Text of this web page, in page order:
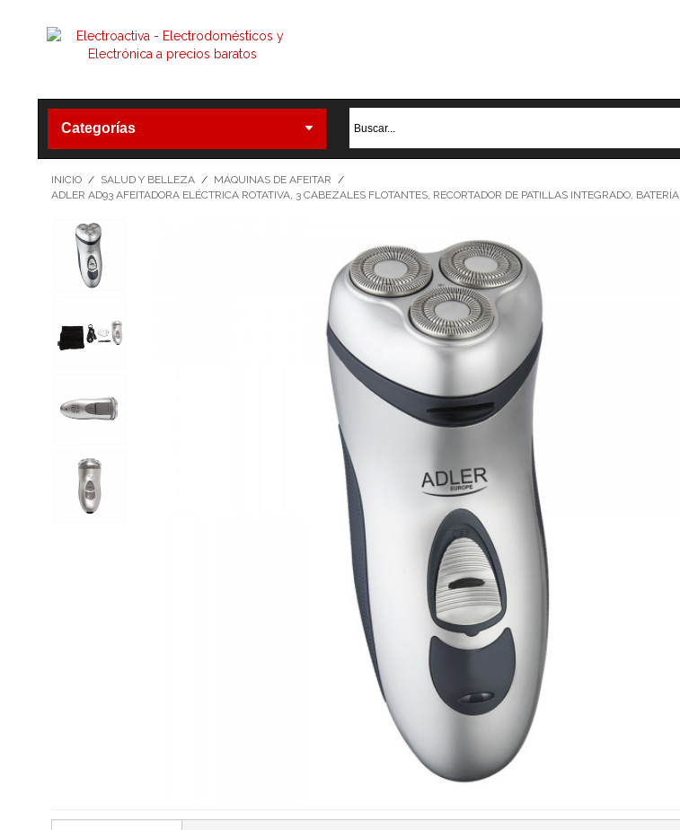
Categorías
INICIO / SALUD Y BELLEZA / MÁQUINAS DE AFEITAR /
ADLER AD93 AFEITADORA ELÉCTRICA ROTATIVA, 3 CABEZALES FLOTANTES, RECORTADOR DE PATILLAS INTEGRADO,